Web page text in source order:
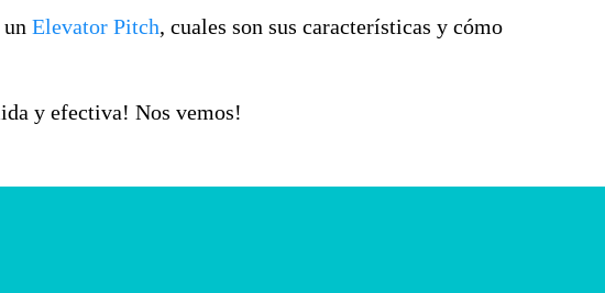
Elevator Pitch, cuales son sus características y cómo
y efectiva! Nos vemos!